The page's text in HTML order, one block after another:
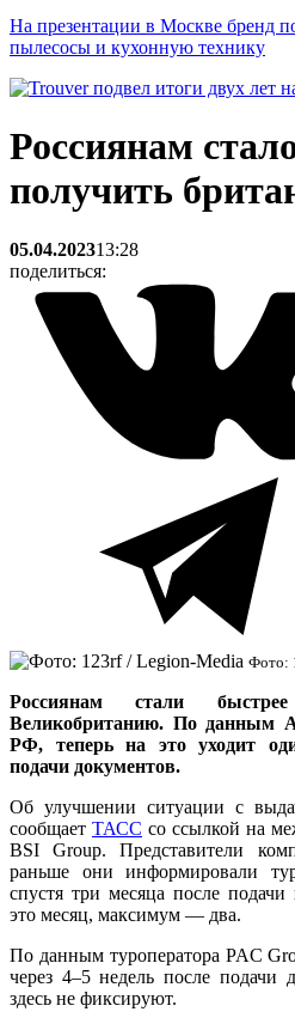
На презентации в Москве бренд
пылесосы и кухонную технику
Россиянам
получить
05.04.202313:28
поделиться:
Фото:
Россиянам стали
Великобританию. По данным
РФ, теперь на это уходит
подачи документов.
Об улучшении ситуации с
сообщает ТАСС со ссылкой на
BSI Group. Представители
раньше они информировали
спустя три месяца после
это месяц, максимум — два.
По данным туроператора PAC
через 4–5 недель после подачи
здесь не фиксируют.